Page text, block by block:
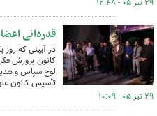
۲۹ تیر ۰۵ - ۱۲:۴۸
قدردانی
کانون پرورش
لوح سپاس و
تأسیس کانون
۲۹ تیر ۰۵ - ۱۰:۰۹